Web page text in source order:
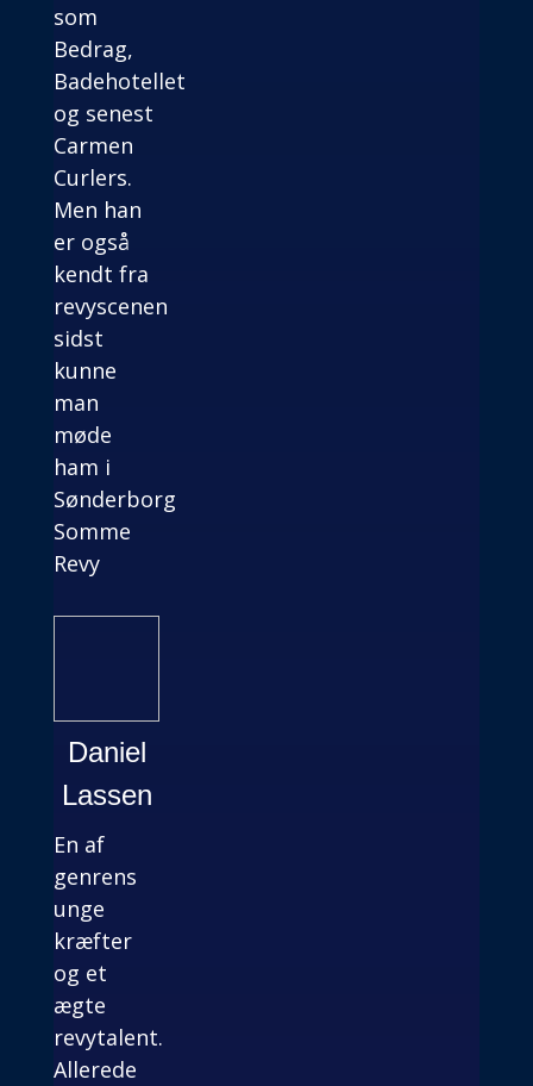
som
Bedrag,
Badehotellet
og senest
Carmen
Curlers.
Men han
er også
kendt fra
revyscenen
sidst
kunne
man
møde
ham i
Sønderborg
Somme
Revy
Daniel
Lassen
En af
genrens
unge
kræfter
og et
ægte
revytalent.
Allerede